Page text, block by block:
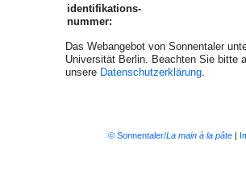
identifikations-
nummer:
Das Webangebot von Sonnentaler
Universität Berlin. Beachten Sie bitte
unsere Datenschutzerklärung
© Sonnentaler/La main à la pâte|